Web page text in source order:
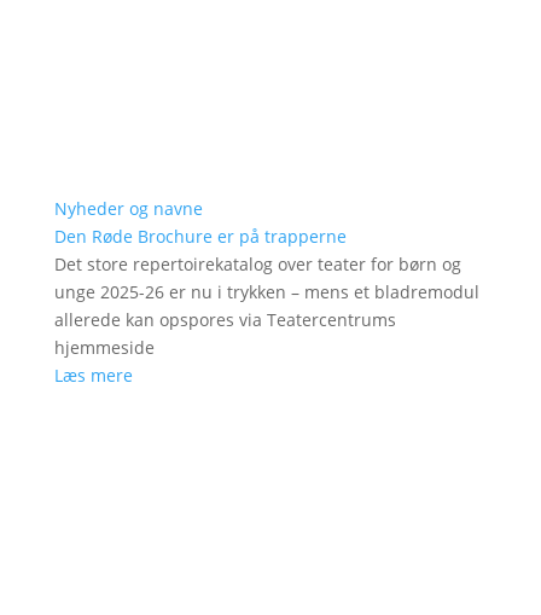
Nyheder og navne
Den Røde Brochure er på trapperne
Det store repertoirekatalog over teater for børn og
unge 2025-26 er nu i trykken – mens et bladremodul
allerede kan opspores via Teatercentrums
hjemmeside
Læs mere